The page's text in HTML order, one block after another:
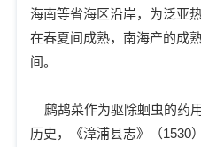
海南等省海区沿岸，为泛亚
在春夏间成熟，南海产的成
间。
鹧鸪菜作为驱除蛔虫的药
历史，《漳浦县志》（1530